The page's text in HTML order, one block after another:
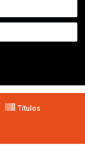
Títulos